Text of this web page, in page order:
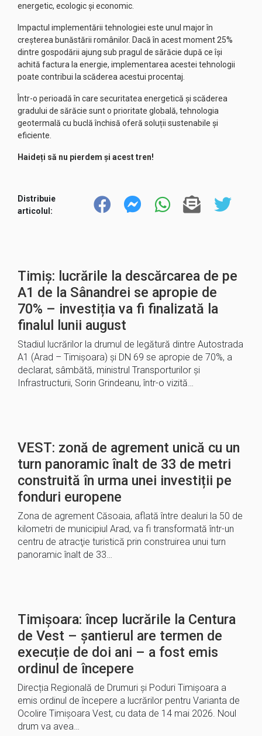
energetic, ecologic și economic.
Impactul implementării tehnologiei este unul major în
creșterea bunăstării românilor. Dacă în acest moment 25%
dintre gospodării ajung sub pragul de sărăcie după ce își
achită factura la energie, implementarea acestei tehnologii
poate contribui la scăderea acestui procentaj.
Într-o perioadă în care securitatea energetică și scăderea
gradului de sărăcie sunt o prioritate globală, tehnologia
geotermală cu buclă închisă oferă soluții sustenabile și
eficiente.
Haideți să nu pierdem și acest tren!
Distribuie
articolul:
Timiș: lucrările la descărcarea de pe
A1 de la Sânandrei se apropie de
70% – investiția va fi finalizată la
finalul lunii august
Stadiul lucrărilor la drumul de legătură dintre Autostrada
A1 (Arad – Timișoara) și DN 69 se apropie de 70%, a
declarat, sâmbătă, ministrul Transporturilor și
Infrastructurii, Sorin Grindeanu, într-o vizită…
VEST: zonă de agrement unică cu un
turn panoramic înalt de 33 de metri
construită în urma unei investiții pe
fonduri europene
Zona de agrement Căsoaia, aflată între dealuri la 50 de
kilometri de municipiul Arad, va fi transformată într-un
centru de atracţie turistică prin construirea unui turn
panoramic înalt de 33…
Timișoara: încep lucrările la Centura
de Vest – șantierul are termen de
execuție de doi ani – a fost emis
ordinul de începere
Direcția Regională de Drumuri și Poduri Timișoara a
emis ordinul de începere a lucrărilor pentru Varianta de
Ocolire Timișoara Vest, cu data de 14 mai 2026. Noul
drum va avea…